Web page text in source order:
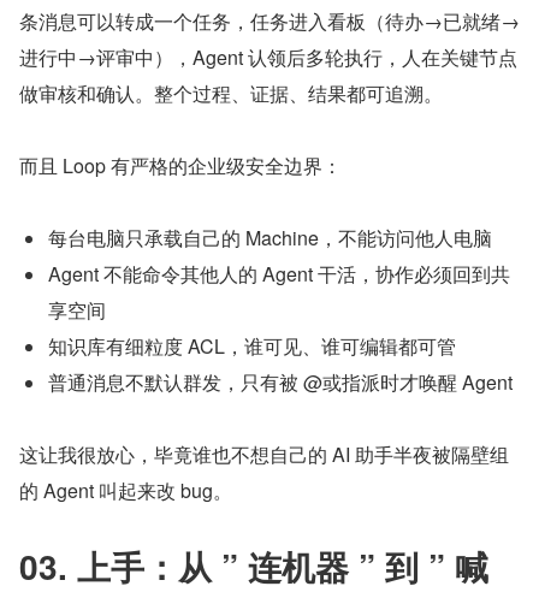
条消息可以转成一个任务，任务进入看板（待办→已就绪→
进行中→评审中），Agent 认领后多轮执行，人在关键节点
做审核和确认。整个过程、证据、结果都可追溯。
而且 Loop 有严格的企业级安全边界：
每台电脑只承载自己的 Machine，不能访问他人电脑
Agent 不能命令其他人的 Agent 干活，协作必须回到共
享空间
知识库有细粒度 ACL，谁可见、谁可编辑都可管
普通消息不默认群发，只有被 @或指派时才唤醒 Agent
这让我很放心，毕竟谁也不想自己的 AI 助手半夜被隔壁组
的 Agent 叫起来改 bug。
03. 上手：从 ” 连机器 ” 到 ” 喊